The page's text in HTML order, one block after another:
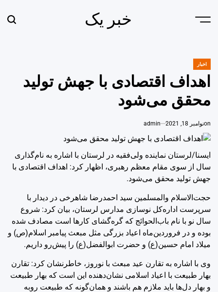
Menu خبر یک
POSTED
IN
اخبار
اهداف اقتصادی با جهش تولید
محقق می‌شود
onنوامبر 18, 2021 admin
ایسنا/لرستان نماینده ولی‌فقیه در لرستان با اشاره به نام‌گذاری
سال از سوی مقام معظم رهبری، اظهار کرد: اهداف اقتصادی با
جهش تولید محقق می‌شود.
حجت‌الاسلام والمسلمین سید احمدرضا شاهرخی در دیدار با
سرپرست اداره‌کل نوسازی مدارس لرستان، بیان کرد: شروع
سال نو با نام باب‌الحوائج که گره‌گشای کارها است مصادف شده
بوده و در فروردین‌ماه اعیاد بزرگی مثل مبعث پیامبر اسلام(ص) و
میلاد امام حسین(ع) و حضرت ابوالفضل(ع) را پیش‌رو داریم.
وی با اشاره به تقارن عید مبعث با نوروز، خاطرنشان کرد: تقارن
بهار طبیعت با اعیاد اسلامی نشان‌دهنده این است که بهار طبیعت
و بهار دل‌ها باید ملازم هم باشند و همان‌گونه که طبیعت روبه